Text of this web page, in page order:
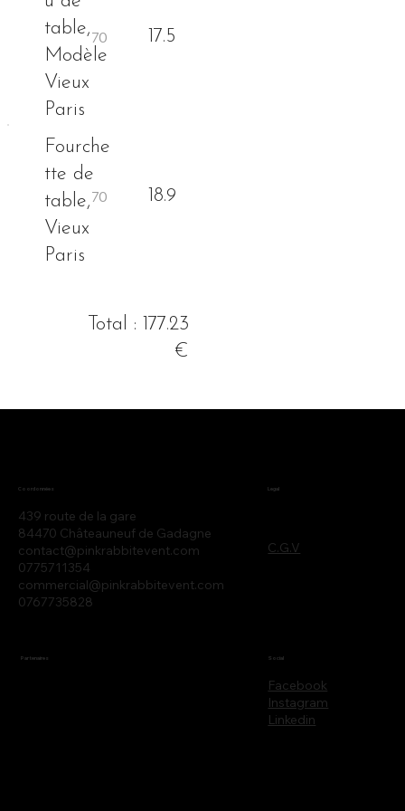
table,
Modèle
Vieux
Paris
17.5
Fourche
tte de
table,
Vieux
Paris
18.9
Total : 177.23
€
439 route de la gare
84470 Châteauneuf de Gadagne
contact@pinkrabbitevent.com
0775711354
commercial@pinkrabbitevent.com
0767735828
Coordonnées
C.G.V
Legal
Partenaires
Facebook
Instagram
Linkedin
Social